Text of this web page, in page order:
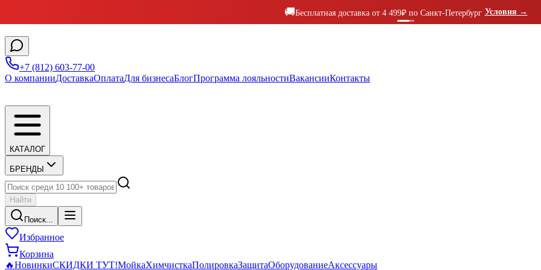
🚚Бесплатная доставка от 4 499₽ по Санкт-Петербург Условия →
+7 (812) 603-77-00
О компанииДоставкаОплатаДля бизнесаБлогПрограмма лояльностиВакансииКонтакты
КАТАЛОГ
БРЕНДЫ
Найти
Поиск...
Избранное
Корзина
🔥НовинкиСКИДКИ ТУТ!МойкаХимчисткаПолировкаЗащитаОборудованиеАксессуары